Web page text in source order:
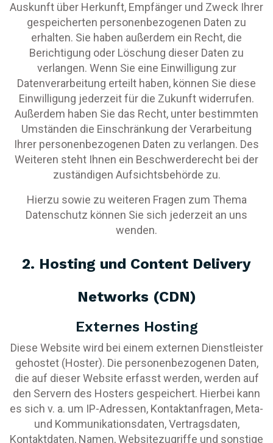
Auskunft über Herkunft, Empfänger und Zweck Ihrer
gespeicherten personenbezogenen Daten zu
erhalten. Sie haben außerdem ein Recht, die
Berichtigung oder Löschung dieser Daten zu
verlangen. Wenn Sie eine Einwilligung zur
Datenverarbeitung erteilt haben, können Sie diese
Einwilligung jederzeit für die Zukunft widerrufen.
Außerdem haben Sie das Recht, unter bestimmten
Umständen die Einschränkung der Verarbeitung
Ihrer personenbezogenen Daten zu verlangen. Des
Weiteren steht Ihnen ein Beschwerderecht bei der
zuständigen Aufsichtsbehörde zu.
Hierzu sowie zu weiteren Fragen zum Thema
Datenschutz können Sie sich jederzeit an uns
wenden.
2. Hosting und Content Delivery
Networks (CDN)
Externes Hosting
Diese Website wird bei einem externen Dienstleister
gehostet (Hoster). Die personenbezogenen Daten,
die auf dieser Website erfasst werden, werden auf
den Servern des Hosters gespeichert. Hierbei kann
es sich v. a. um IP-Adressen, Kontaktanfragen, Meta-
und Kommunikationsdaten, Vertragsdaten,
Kontaktdaten, Namen, Websitezugriffe und sonstige